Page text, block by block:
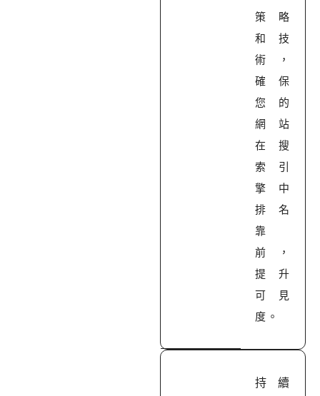
策略
和技
術，
確保
您的
網站
在搜
索引
擎中
排名
靠
前，
提升
可見
度。
持續